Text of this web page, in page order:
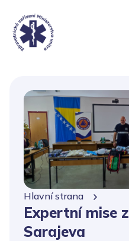
Hlavní strana
Expertní mise
Sarajeva